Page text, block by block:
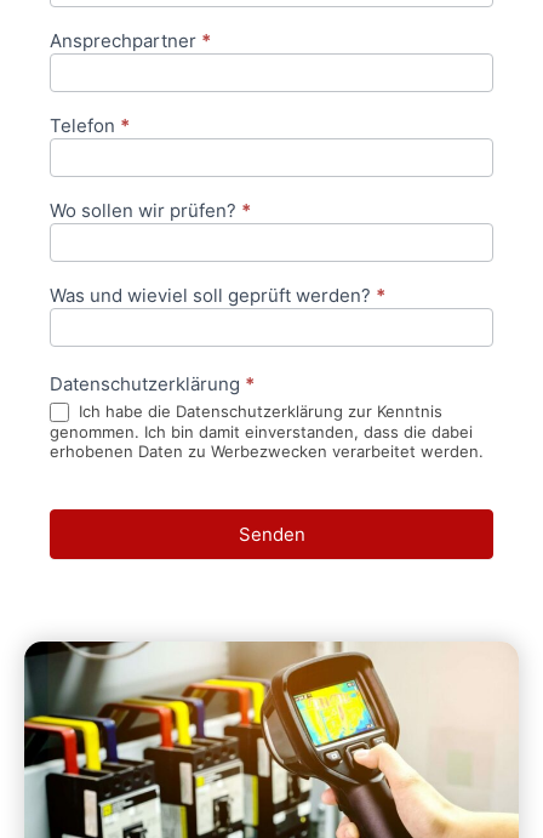
Ansprechpartner *
Telefon *
Wo sollen wir prüfen? *
Was und wieviel soll geprüft werden? *
Datenschutzerklärung *
Ich habe die Datenschutzerklärung zur Kenntnis
genommen. Ich bin damit einverstanden, dass die dabei
erhobenen Daten zu Werbezwecken verarbeitet werden.
Senden